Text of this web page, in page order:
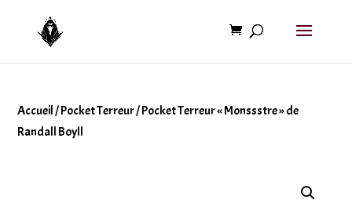
Accueil/Pocket Terreur/ Pocket Terreur « Monssstre » de
Randall Boyll